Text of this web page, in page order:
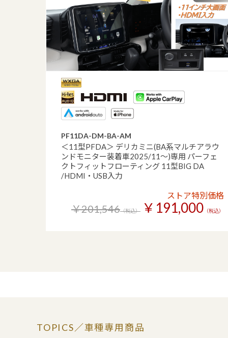
PF11DA-DM-BA-AM
＜11型PFDA＞ デリカミニ(BA系マルチアラウ
ンドモニター装着車2025/11～)専用 パーフェ
クトフィットフローティング 11型BIG DA
/HDMI・USB入力
ストア特別価格
￥201,546（税込） ￥191,000 （税込）
TOPICS ／車種専用商品